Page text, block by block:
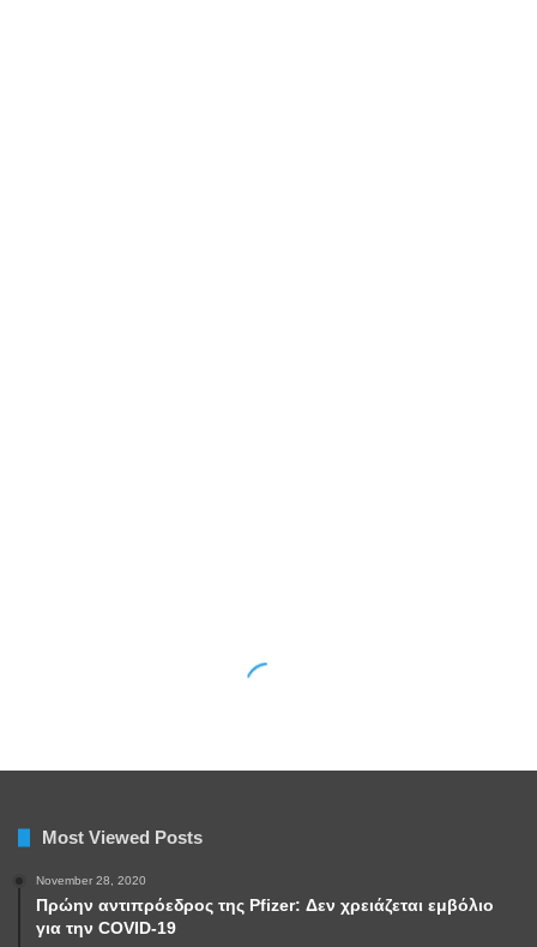
Most Viewed Posts
November 28, 2020
Πρώην αντιπρόεδρος της Pfizer: Δεν χρειάζεται εμβόλιο
για την COVID-19